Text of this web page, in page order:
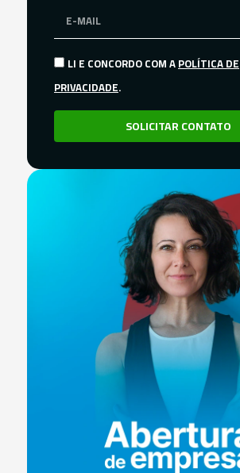
LI E CONCORDO COM APOLÍTICA DE
PRIVACIDADE.
SOLICITAR CONTATO